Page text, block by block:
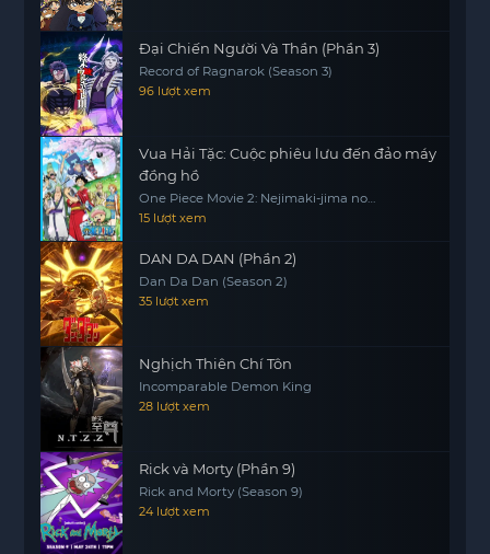
Đại Chiến Người Và Thần (Phần 3)
Record of Ragnarok (Season 3)
96 lượt xem
Vua Hải Tặc: Cuộc phiêu lưu đến đảo máy
đồng hồ
One Piece Movie 2: Nejimaki-jima no
Daibouken, One Piece: Nejimakijima no
Bouken, One Piece: Nejimaki Shima no
15 lượt xem
DAN DA DAN (Phần 2)
Dan Da Dan (Season 2)
35 lượt xem
Nghịch Thiên Chí Tôn
Incomparable Demon King
28 lượt xem
Rick và Morty (Phần 9)
Rick and Morty (Season 9)
24 lượt xem